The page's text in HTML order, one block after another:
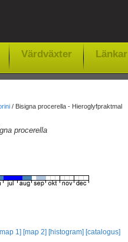
Värdväxter Länkar
/ Bisigna procerella - Hieroglyfpraktmal
procerella
1] [map 2] [histogram] [catalogus]